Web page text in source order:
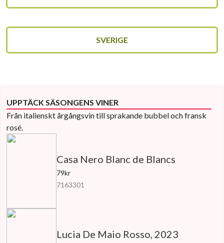
SVERIGE
UPPTÄCK SÄSONGENS VINER
Från italienskt årgångsvin till sprakande bubbel och fransk
rosé.
Casa Nero Blanc de Blancs
79kr
7163301
Lucia De Maio Rosso, 2023